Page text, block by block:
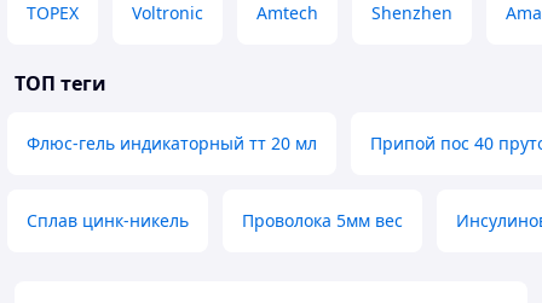
TOPEX Voltronic Amtech Shenzhen
ТОП теги
Флюс-гель индикаторный тт 20 мл Припой пос 40
Сплав цинк-никель Проволока 5мм вес